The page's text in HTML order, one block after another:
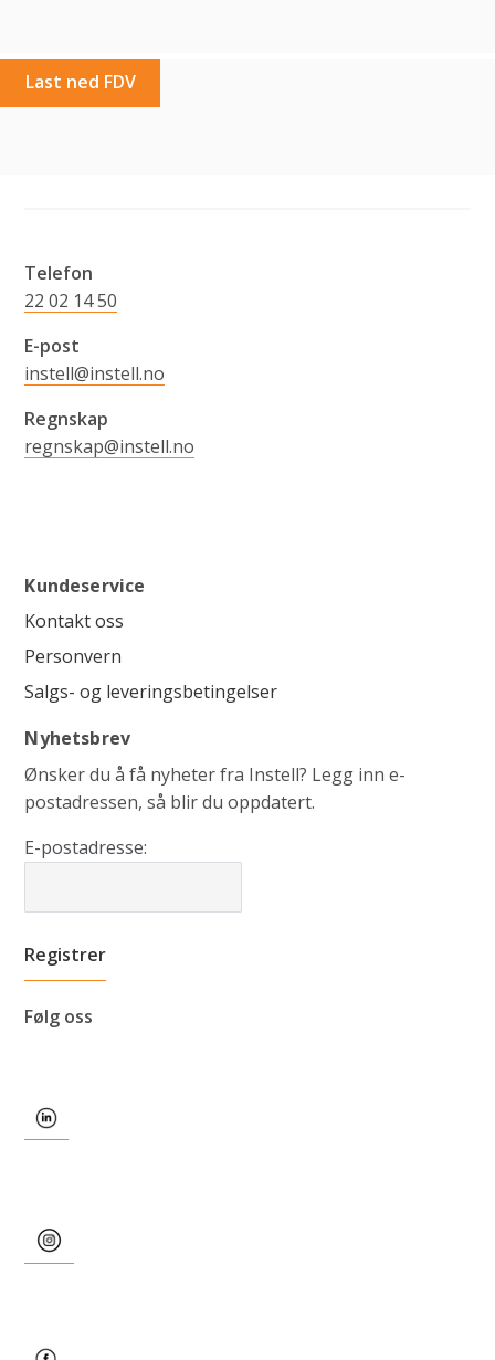
Last ned FDV
Telefon
22 02 14 50
E-post
instell@instell.no
Regnskap
regnskap@instell.no
Kundeservice
Kontakt oss
Personvern
Salgs- og leveringsbetingelser
Nyhetsbrev
Ønsker du å få nyheter fra Instell? Legg inn e-
postadressen, så blir du oppdatert.
E-postadresse:
Følg oss